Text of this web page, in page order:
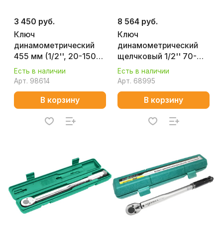
3 450 руб.
Ключ
динамометрический
455 мм (1/2'', 20-150
Нм, кейс) КОБАЛЬТ
923-910
Есть в наличии
Арт. 98614
В корзину
8 564 руб.
Ключ
динамометрический
щелчковый 1/2'' 70-
350 Нм Арсенал
8144830
Есть в наличии
Арт. 68995
В корзину